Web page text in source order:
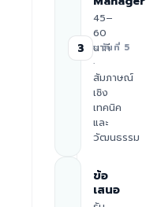
3
45–
60
นาที
·
สัมภาษณ์
เชิง
เทคนิค
และ
วัฒนธรรม
≈ วันที่ 5
ข้อ
เสนอ